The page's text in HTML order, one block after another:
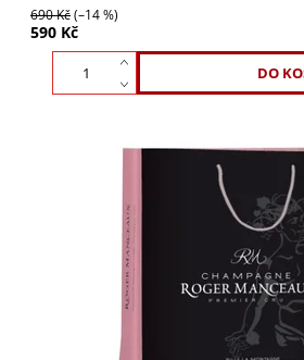
690 Kč(–14 %)
590 Kč
Luxusní dárková taška Roger
Ideální doplněk pro lahve Roger
dokonalý dárek. Kupte nyní a potěšte